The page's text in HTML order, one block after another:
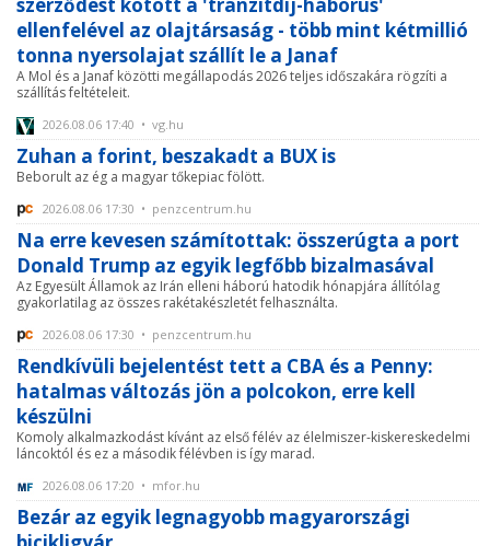
ellenfelével az olajtársaság - több mint kétmillió
tonna nyersolajat szállít le a Janaf
A Mol és a Janaf közötti megállapodás 2026 teljes időszakára rögzíti a
szállítás feltételeit.
2026.08.06 17:40 • vg.hu
Zuhan a forint, beszakadt a BUX is
Beborult az ég a magyar tőkepiac fölött.
2026.08.06 17:30 • penzcentrum.hu
Na erre kevesen számítottak: összerúgta a port
Donald Trump az egyik legfőbb bizalmasával
Az Egyesült Államok az Irán elleni háború hatodik hónapjára állítólag
gyakorlatilag az összes rakétakészletét felhasználta.
2026.08.06 17:30 • penzcentrum.hu
Rendkívüli bejelentést tett a CBA és a Penny:
hatalmas változás jön a polcokon, erre kell
készülni
Komoly alkalmazkodást kívánt az első félév az élelmiszer-kiskereskedelmi
láncoktól és ez a második félévben is így marad.
2026.08.06 17:20 • mfor.hu
Bezár az egyik legnagyobb magyarországi